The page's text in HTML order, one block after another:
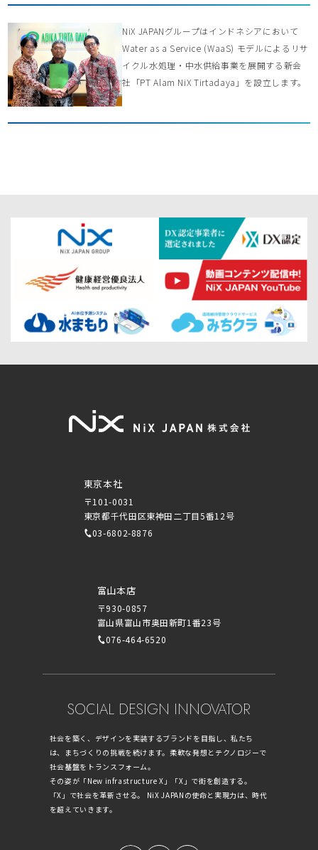
NiX JAPANグループはインドネシアにおいて
Water as a Service (WaaS) モデルによるリサ
イクル水処理・中水供給事業を展開する新会
社「PT Alam NiX Tirtadaya」を設立します。
東京本社
〒101-0031
東京都千代田区東神田二丁目5番12号
03-6802-8876
富山本店
〒930-0857
富山県富山市奥田新町1番23号
076-464-6520
SOCIAL DESIGN INNOVATOR
社会を築く、デザインを実装するブランドを目指し、私たち
は、まちづくりの挑戦を続けます。柔軟な発想とテクノロジーで
社会基盤をトランスフォーム。
その姿が「New infrastructure X」「X」で街を創造する。
「X」で社会を革新させる。 NiX JAPANの使命と実現力は、時代
を超えていきます。